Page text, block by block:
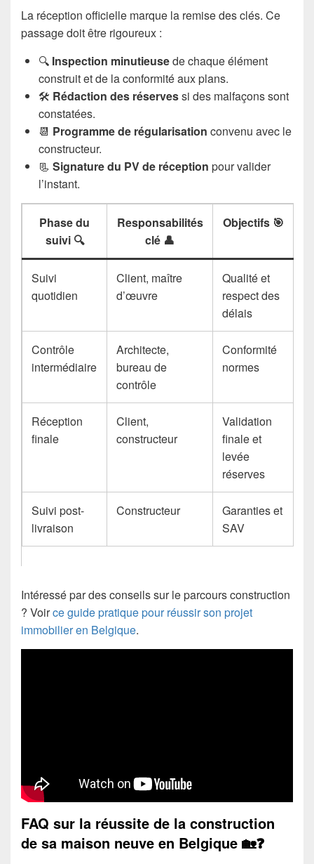
La réception officielle marque la remise des clés. Ce
passage doit être rigoureux :
🔍 Inspection minutieusede chaque élément
construit et de la conformité aux plans.
🛠️ Rédaction des réservessi des malfaçons sont
constatées.
📆 Programme de régularisation convenu avec le
constructeur.
📃 Signature du PV de réception pour valider
l’instant.
Phase du
suivi 🔍
Responsabilités
clé 👤
Objectifs 🎯
Suivi
quotidien
Client, maître
d’œuvre
Qualité et
respect des
délais
Contrôle
intermédiaire
Architecte,
bureau de
contrôle
Conformité
normes
Réception
finale
Client,
constructeur
Validation
finale et
levée
réserves
Suivi post-
livraison
Constructeur
Garanties et
SAV
Intéressé par des conseils sur le parcours construction
? Voirce guide pratique pour réussir son projet
immobilier en Belgique.
FAQ sur la réussite de la construction
de sa maison neuve en Belgique 🏡❓